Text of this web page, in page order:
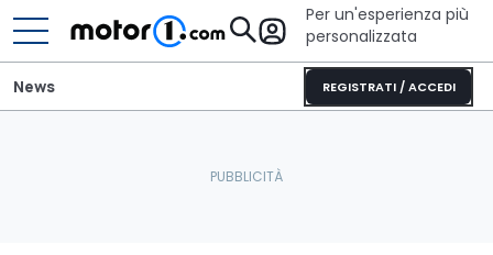
Per un'esperienza più
personalizzata
REGISTRATI / ACCEDI
News